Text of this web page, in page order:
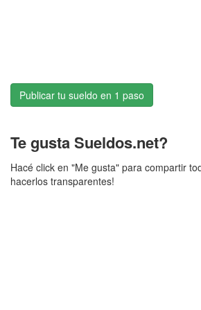
Publicar tu sueldo en 1 paso
Te gusta Sueldos.net?
Hacé click en "Me gusta" para compartir
hacerlos transparentes!